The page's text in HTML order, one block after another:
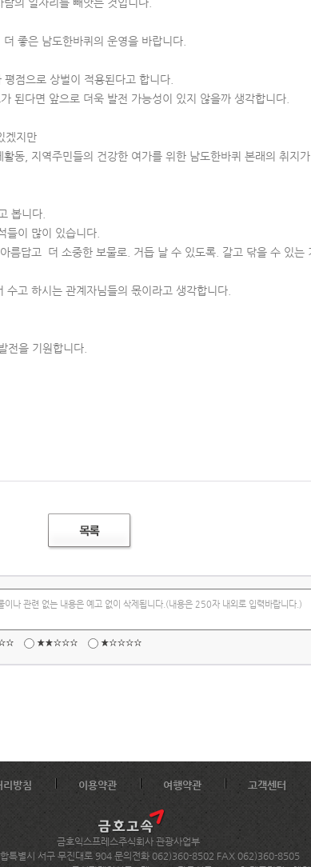
좋은 남도한바퀴의 운영을 바랍니다.
점으로 상벌이 적용된다고 합니다.
된다면 앞으로 더욱 발전 가능성이 있지 않을까 생각합니다.
겠지만
동, 지역주민들의 건강한 여가를 위한 남도한바퀴 본래의 취지가
봅니다.
이 많이 있습니다.
름답고 더 소중한 보물로. 거듭 날 수 있도록. 갈고 닦을 수 있는
고 하시는 관계자님들의 몫이라고 생각합니다.
전을 기원합니다.
이나 관련 없는 내용은 예고 없이 삭제됩니다.(내용은 250자 내외로 입력바랍니다.)
리방침 이용약관 여행약관 고객센터
금호익스프레스주식회사 관광사업부
합특별시 서구 무진대로 904 문의전화 062)360-8502 FAX 062)360-8505